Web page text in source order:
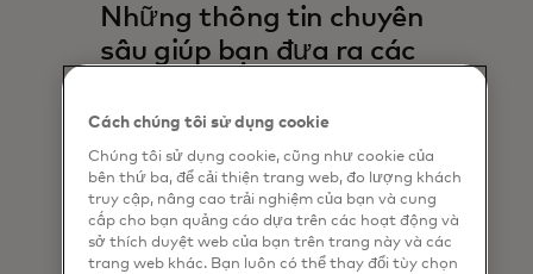
Những thông tin chuyên
sâu giúp bạn đưa ra các
quan trọng
Chúng tôi cung cấp quyền truy cập
vào thông tin chuyên sâu về kinh tế,
hiệu suất danh mục đầu tư và các xu
hướng mới nhất để thúc đẩy sự tăng
trưởng của bạn.
Cách chúng tôi sử dụng cookie
Chúng tôi sử dụng cookie, cũng như cookie của
bên thứ ba, để cải thiện trang web, đo lượng khách
truy cập, nâng cao trải nghiệm của bạn và cung
cấp cho bạn quảng cáo dựa trên các hoạt động và
sở thích duyệt web của bạn trên trang này và các
trang web khác. Bạn luôn có thể thay đổi tùy chọn